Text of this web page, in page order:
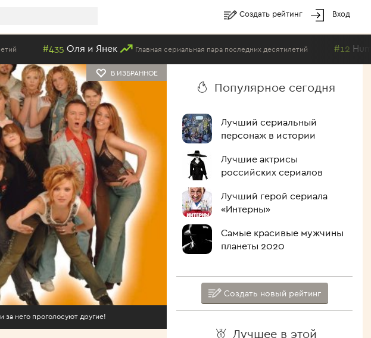
Создать рейтинг Вход
#435 Оля и Янек Главная сериальная пара последних десятилетий #12 Human
В ИЗБРАННОЕ
и за него проголосуют другие!
Популярное сегодня
Лучший сериальный
персонаж в истории
Лучшие актрисы
российских сериалов
Лучший герой сериала
«Интерны»
Самые красивые мужчины
планеты 2020
Создать новый рейтинг
Лучшее в этой